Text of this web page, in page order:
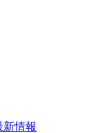
新情報